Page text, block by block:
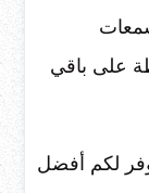
على باقي
لكم أفضل